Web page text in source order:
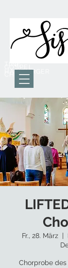
HAMBURGER
CHOR
Fr., 28. März
  |
Chorprobe des